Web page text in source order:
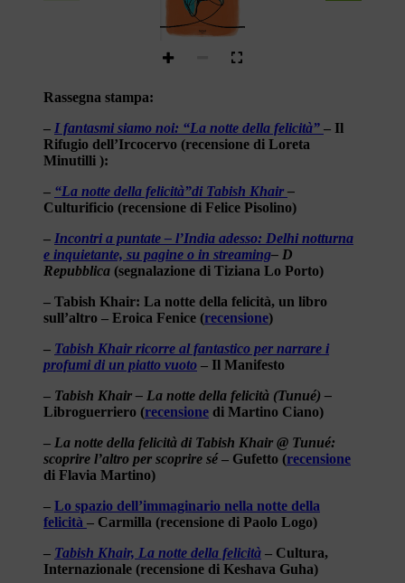
Rassegna stampa:
– I fantasmi siamo noi: “La notte della felicità” – Il
Rifugio dell’Ircocervo (recensione di Loreta
Minutilli ):
– “La notte della felicità”di Tabish Khair –
Culturificio (recensione di Felice Pisolino)
– Incontri a puntate – l’India adesso: Delhi notturna
e inquietante, su pagine o in streaming– D
Repubblica (segnalazione di Tiziana Lo Porto)
– Tabish Khair: La notte della felicità, un libro
sull’altro – Eroica Fenice (recensione)
– Tabish Khair ricorre al fantastico per narrare i
profumi di un piatto vuoto – Il Manifesto
– Tabish Khair – La notte della felicità (Tunué) –
Libroguerriero (recensione di Martino Ciano)
– La notte della felicità di Tabish Khair @ Tunué:
scoprire l’altro per scoprire sé – Gufetto (recensione
di Flavia Martino)
– Lo spazio dell’immaginario nella notte della
felicità – Carmilla (recensione di Paolo Logo)
– Tabish Khair, La notte della felicità – Cultura,
Internazionale (recensione di Keshava Guha)